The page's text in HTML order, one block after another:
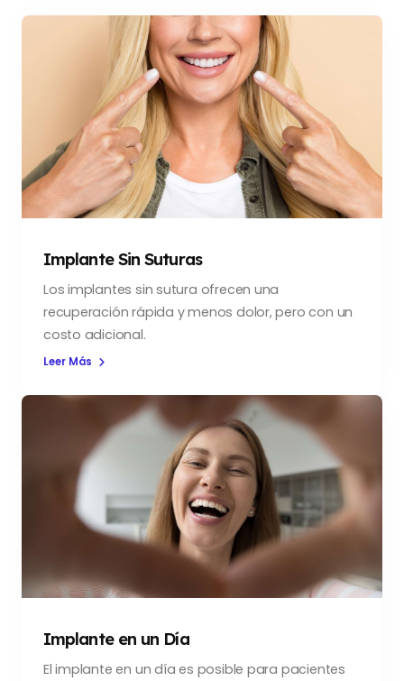
Implante Sin Suturas
Los implantes sin sutura ofrecen una
recuperación rápida y menos dolor, pero con un
costo adicional.
Leer Más
Implante en un Día
El implante en un día es posible para pacientes